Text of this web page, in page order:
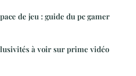
de jeu : guide du pc gamer
à voir sur prime vidéo